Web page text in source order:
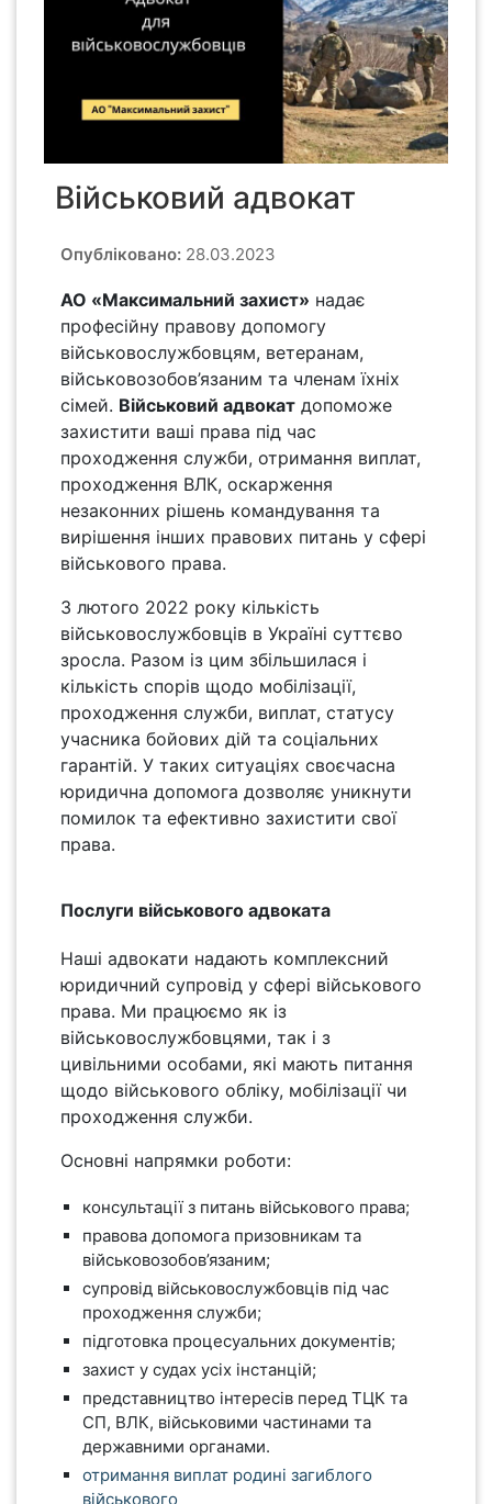
Військовий адвокат
Опубліковано: 28.03.2023
АО «Максимальний захист» надає
професійну правову допомогу
військовослужбовцям, ветеранам,
військовозобов’язаним та членам їхніх
сімей. Військовий адвокат допоможе
захистити ваші права під час
проходження служби, отримання виплат,
проходження ВЛК, оскарження
незаконних рішень командування та
вирішення інших правових питань у сфері
військового права.
З лютого 2022 року кількість
військовослужбовців в Україні суттєво
зросла. Разом із цим збільшилася і
кількість спорів щодо мобілізації,
проходження служби, виплат, статусу
учасника бойових дій та соціальних
гарантій. У таких ситуаціях своєчасна
юридична допомога дозволяє уникнути
помилок та ефективно захистити свої
права.
Послуги військового адвоката
Наші адвокати надають комплексний
юридичний супровід у сфері військового
права. Ми працюємо як із
військовослужбовцями, так і з
цивільними особами, які мають питання
щодо військового обліку, мобілізації чи
проходження служби.
Основні напрямки роботи:
консультації з питань військового права;
правова допомога призовникам та
військовозобов’язаним;
супровід військовослужбовців під час
проходження служби;
підготовка процесуальних документів;
захист у судах усіх інстанцій;
представництво інтересів перед ТЦК та
СП, ВЛК, військовими частинами та
державними органами.
отримання виплат родині загиблого
військового